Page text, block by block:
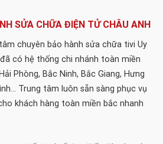
SỬA CHỮA ĐIỆN TỬ CHÂU ANH
chuyên bảo hành sửa chữa tivi Uy
có hệ thống chi nhánh toàn miền
Phòng, Bắc Ninh, Bắc Giang, Hưng
Trung tâm luôn sẵn sàng phục vụ
khách hàng toàn miền bắc nhanh